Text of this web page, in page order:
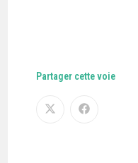
Partager cette voie